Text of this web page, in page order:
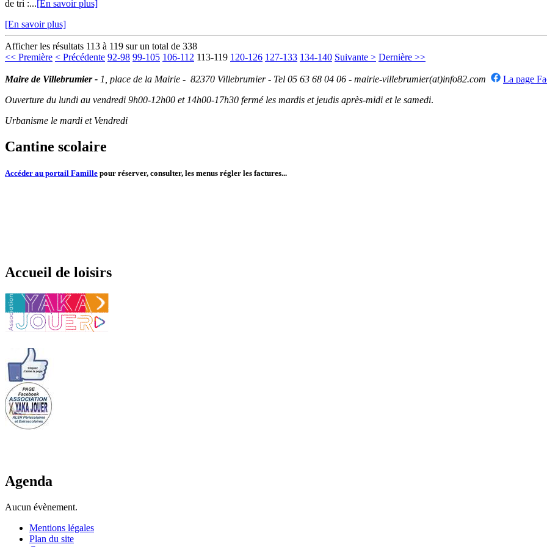
de tri :...[En savoir plus]
[En savoir plus]
Afficher les résultats 113 à 119 sur un total de 338
<< Première < Précédente 92-98 99-105 106-112 113-119 120-126 127-133 134-140 Suivante > Dernière >>
Maire de Villebrumier - 1, place de la Mairie - 82370 Villebrumier - Tel 05 63 68 04 06 - mairie-villebrumier(at)info82.com
La page
Ouverture du lundi au vendredi 9h00-12h00 et 14h00-17h30 fermé les mardis et jeudis après-midi et le samedi.
Urbanisme le mardi et Vendredi
Cantine scolaire
Accéder au portail Famille pour réserver, consulter, les menus régler les factures...
Accueil de loisirs
Agenda
Aucun évènement.
Mentions légales
Plan du site